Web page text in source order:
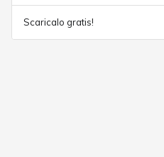
Scaricalo gratis!